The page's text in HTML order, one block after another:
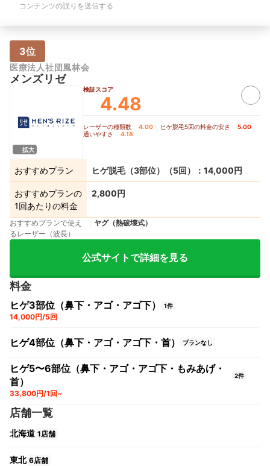
ります。また、初回の施術前には、肌が
これまで以上に気を使うようになりまし
た。予約の変更やキャンセルのルールに
少し厳密な部分があるため、スケジュー
ル管理に注意が必要です。
人にとっては、少
る瞬間があるかも
コンテンツの誤りを送信する
3位
医療法人社団風林会
メンズリゼ
拡大
検証スコア
4.48
レーザーの種類数 4.00 ヒゲ脱毛5回の料金の安さ 5.00
通いやすさ 4.18
おすすめプラン ヒゲ脱毛（3部位）（5回）：14,000円
おすすめプランの
1回あたりの料金
2,800円
おすすめプランで使え
るレーザー（波長）
ヤグ（熱破壊式）
公式サイトで詳細を見る
料金
ヒゲ3部位（鼻下・アゴ・アゴ下） 1件
14,000円/5回
ヒゲ4部位（鼻下・アゴ・アゴ下・首） プランなし
ヒゲ5〜6部位（鼻下・アゴ・アゴ下・もみあげ・
首）
2件
33,800円/1回~
店舗一覧
北海道 1店舗
東北 6店舗